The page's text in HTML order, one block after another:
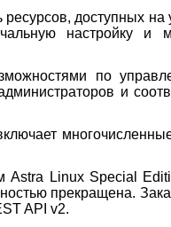
доступных на
настройку
по
и
Linux Special
прекращена.
API v2.